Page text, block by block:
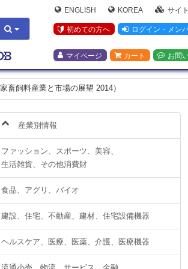
ENGLISH KOREA サイ
初めての方へ ログイン・メン
マイページ カート お問
飼料産業と市場の展望 2014）
産業別情報
ファッション、スポーツ、美容、
生活雑貨、その他消費財
食品、アグリ、バイオ
建設、住宅、不動産、建材、住宅設備機器
ヘルスケア、医療、医薬、介護、医療機器